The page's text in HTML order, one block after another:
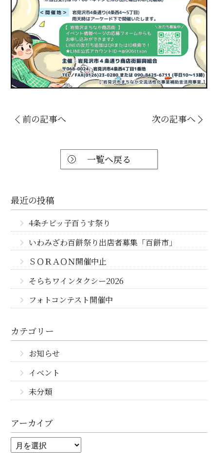
前の記事へ 次の記事へ
一覧へ戻る
最近の投稿
4条チビッ子百うす祭り
いわみざわ百餅祭り出店者募集「百餅市」
ＳＯＲＡＯＮ開催中止
そらちワインタクシー2026
フォトコンテスト開催中
カテゴリー
お知らせ
イベント
未分類
アーカイブ